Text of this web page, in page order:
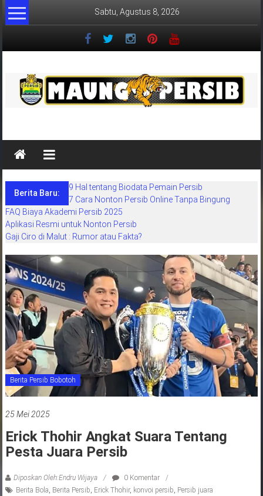
Lompat
ke
Sabtu, Agustus 8, 2026
Maung
Persib
situs
berita
khusus
sepakbola
bandung
jawa
barat
indonesia
Berita Baru:
9 Hal tentang Biodata Pemain Persib
7 Cara Nonton Persib Online Tanpa Bingung
FAQ Biaya Akademi Persib 2025
Aplikasi Resmi untuk Nonton Persib
Gaji Ciro di Malut : Rumor atau Fakta?
Berita Persib Bobotoh
25 Mei 2025
Erick Thohir Angkat Suara Tentang
Pesta Juara Persib
Diposkan Oleh:Endru Wijaya
0 Komentar
Berita Bola Berita Persib Erick Thohir, konvoi persib Persib juara